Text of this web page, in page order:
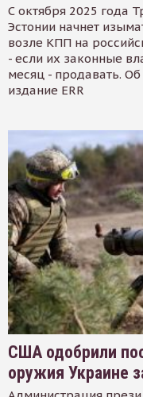
С октября 2025 года
Эстонии начнет
возле КПП на
- если их законные
месяц - продавать.
издание ERR
США одобрили
оружия Украине